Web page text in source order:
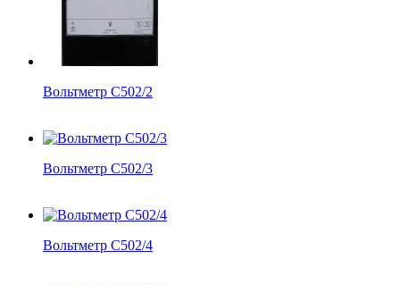
Вольтметр С502/2
Вольтметр С502/3
Вольтметр С502/4